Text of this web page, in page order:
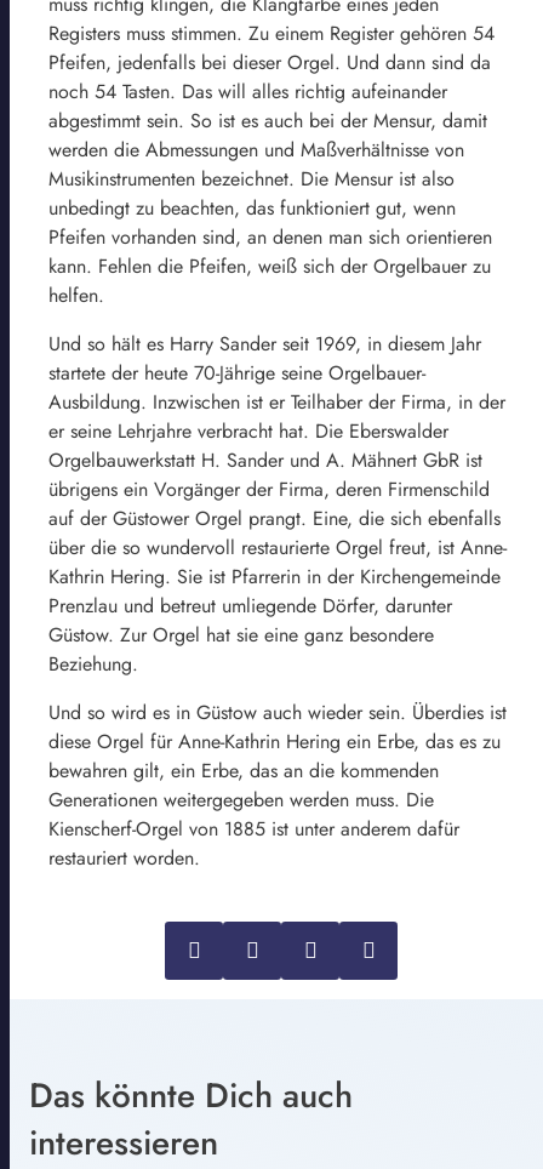
Registers muss stimmen. Zu einem Register gehören 54
Pfeifen, jedenfalls bei dieser Orgel. Und dann sind da
noch 54 Tasten. Das will alles richtig aufeinander
abgestimmt sein. So ist es auch bei der Mensur, damit
werden die Abmessungen und Maßverhältnisse von
Musikinstrumenten bezeichnet. Die Mensur ist also
unbedingt zu beachten, das funktioniert gut, wenn
Pfeifen vorhanden sind, an denen man sich orientieren
kann. Fehlen die Pfeifen, weiß sich der Orgelbauer zu
helfen.
Und so hält es Harry Sander seit 1969, in diesem Jahr
startete der heute 70-Jährige seine Orgelbauer-
Ausbildung. Inzwischen ist er Teilhaber der Firma, in der
er seine Lehrjahre verbracht hat. Die Eberswalder
Orgelbauwerkstatt H. Sander und A. Mähnert GbR ist
übrigens ein Vorgänger der Firma, deren Firmenschild
auf der Güstower Orgel prangt. Eine, die sich ebenfalls
über die so wundervoll restaurierte Orgel freut, ist Anne-
Kathrin Hering. Sie ist Pfarrerin in der Kirchengemeinde
Prenzlau und betreut umliegende Dörfer, darunter
Güstow. Zur Orgel hat sie eine ganz besondere
Beziehung.
Und so wird es in Güstow auch wieder sein. Überdies ist
diese Orgel für Anne-Kathrin Hering ein Erbe, das es zu
bewahren gilt, ein Erbe, das an die kommenden
Generationen weitergegeben werden muss. Die
Kienscherf-Orgel von 1885 ist unter anderem dafür
restauriert worden.
Das könnte Dich auch
interessieren